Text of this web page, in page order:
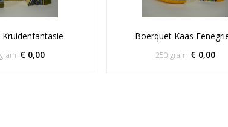
€ 0,00
€ 0,00
250 gram